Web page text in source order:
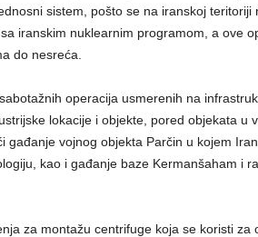
sistem, pošto se na iranskoj teritoriji
iranskim nuklearnim programom, a ove
do nesreća.
operacija usmerenih na
lokacije i objekte, pored objekata u
gađanje vojnog objekta Parčin u kojem
kao i gađanje baze Kermanšaham i
za montažu centrifuge koja se koristi za